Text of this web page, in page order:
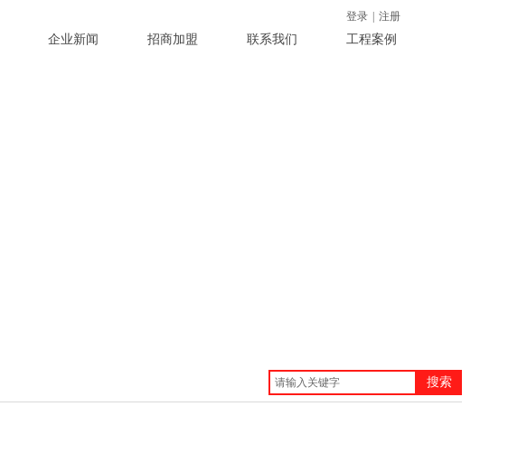
登录 注册
企业新闻 招商加盟 联系我们 工程案例
搜索